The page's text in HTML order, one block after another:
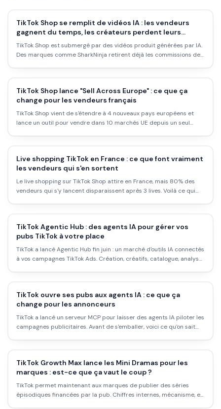
TikTok Shop se remplit de vidéos IA : les vendeurs
gagnent du temps, les créateurs perdent leurs
commissions
TikTok Shop est submergé par des vidéos produit générées par IA.
Des marques comme SharkNinja retirent déjà les commissions des
TikTok Shop lance "Sell Across Europe" : ce que ça
change pour les vendeurs français
TikTok Shop vient de s'étendre à 4 nouveaux pays européens et
lance un outil pour vendre dans 10 marchés UE depuis un seul
Live shopping TikTok en France : ce que font vraiment
les vendeurs qui s'en sortent
Le live shopping sur TikTok Shop attire en France, mais 80% des
vendeurs qui s'y lancent disparaissent après 3 lives. Voilà ce qui
TikTok Agentic Hub : des agents IA pour gérer vos
pubs TikTok à votre place
TikTok a lancé Agentic Hub fin juin : un marché d'outils IA connectés
à vos campagnes TikTok Ads. Création, créatifs, catalogue, analyse.
TikTok ouvre ses pubs aux agents IA : ce que ça
change pour les annonceurs
TikTok a lancé un serveur MCP pour laisser des agents IA piloter les
campagnes publicitaires. Avant de s'emballer, voici ce qu'on sait
TikTok Growth Max lance les Mini Dramas pour les
marques : est-ce que ça vaut le coup ?
TikTok permet maintenant aux marques de publier des séries
épisodiques financées par la pub. Chiffres internes, mécanisme, et